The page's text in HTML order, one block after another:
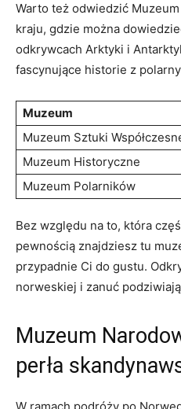
Warto też⁤ odwiedzić
kraju, gdzie można
odkrywcach‍ Arktyki i
fascynujące historie z
Muzeum
Muzeum Sztuki
Muzeum ‍Historyczne
Muzeum Polarników
Bez ​względu na to, ⁢która
pewnością znajdziesz tu
przypadnie⁢ Ci do ​gustu.
norweskiej i zanuć
Muzeum
perła